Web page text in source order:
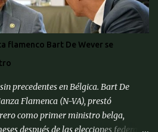
particular, el ' CMACS ' ha
adelantados. Hasta ahora,
una crisis bancaria sistémica se ha
apuntan a su alta probabilidad,
de Análisis Macroeconómico y
flamenco Bart De Wever se
precedentes en Bélgica. Bart De
Flamenca (N-VA), prestó
como primer ministro belga,
después de las elecciones federales